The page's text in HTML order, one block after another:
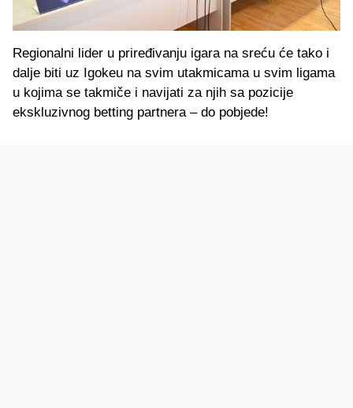
Regionalni lider u priređivanju igara na sreću će tako i
dalje biti uz Igokeu na svim utakmicama u svim ligama
u kojima se takmiče i navijati za njih sa pozicije
ekskluzivnog betting partnera – do pobjede!